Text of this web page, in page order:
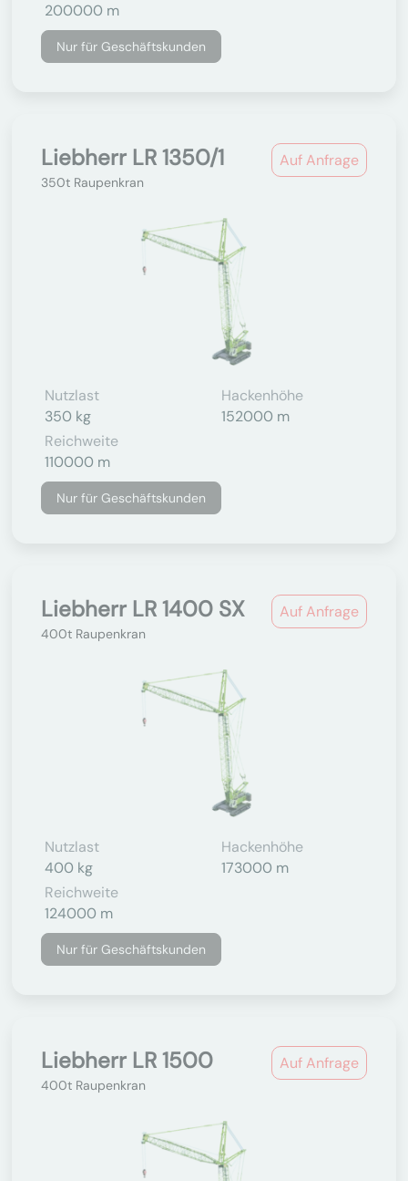
200000 m
Nur für Geschäftskunden
Auf Anfrage
Liebherr LR 1350/1
350t Raupenkran
Nutzlast
350 kg
Hackenhöhe
152000 m
Reichweite
110000 m
Nur für Geschäftskunden
Auf Anfrage
Liebherr LR 1400 SX
400t Raupenkran
Nutzlast
400 kg
Hackenhöhe
173000 m
Reichweite
124000 m
Nur für Geschäftskunden
Auf Anfrage
Liebherr LR 1500
400t Raupenkran